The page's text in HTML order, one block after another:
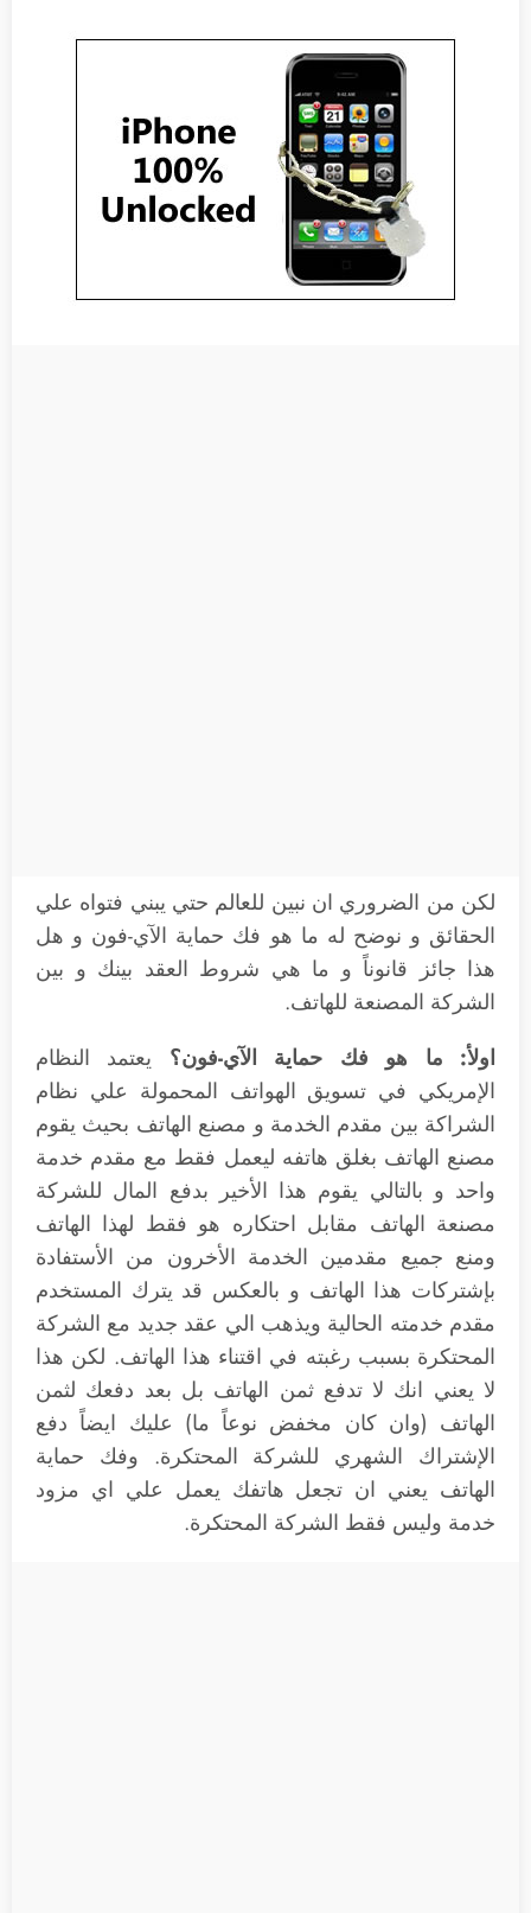
لكن من الضروري ان نبين للعالم حتي يبني فتواه علي
الحقائق و نوضح له ما هو فك حماية الآي-فون و هل
هذا جائز قانوناً و ما هي شروط العقد بينك و بين
الشركة المصنعة للهاتف.
اولأ: ما هو فك حماية الآي-فون؟ يعتمد النظام
الإمريكي في تسويق الهواتف المحمولة علي نظام
الشراكة بين مقدم الخدمة و مصنع الهاتف بحيث يقوم
مصنع الهاتف بغلق هاتفه ليعمل فقط مع مقدم خدمة
واحد و بالتالي يقوم هذا الأخير بدفع المال للشركة
مصنعة الهاتف مقابل احتكاره هو فقط لهذا الهاتف
ومنع جميع مقدمين الخدمة الأخرون من الأستفادة
بإشتركات هذا الهاتف و بالعكس قد يترك المستخدم
مقدم خدمته الحالية ويذهب الي عقد جديد مع الشركة
المحتكرة بسبب رغبته في اقتناء هذا الهاتف. لكن هذا
لا يعني انك لا تدفع ثمن الهاتف بل بعد دفعك لثمن
الهاتف (وان كان مخفض نوعاً ما) عليك ايضاً دفع
الإشتراك الشهري للشركة المحتكرة. وفك حماية
الهاتف يعني ان تجعل هاتفك يعمل علي اي مزود
خدمة وليس فقط الشركة المحتكرة.